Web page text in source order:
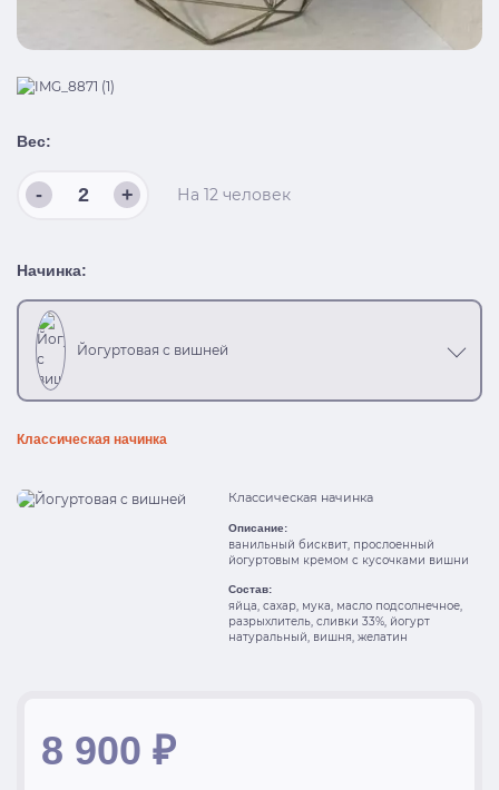
Вес:
- + На 12 человек
Начинка:
Йогуртовая с вишней
Классическая начинка
Классическая начинка
Описание:
ванильный бисквит, прослоенный
йогуртовым кремом с кусочками вишни
Состав:
яйца, сахар, мука, масло подсолнечное,
разрыхлитель, сливки 33%, йогурт
натуральный, вишня, желатин
8 900 ₽